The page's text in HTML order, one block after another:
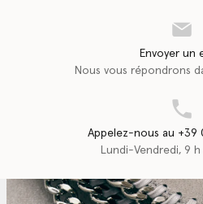
Envoyer un
Nous vous répondrons
Appelez-nous au
Lundi-Vendredi, 9 h